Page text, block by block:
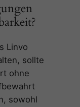
Linvo
sollte
ohne
sowohl